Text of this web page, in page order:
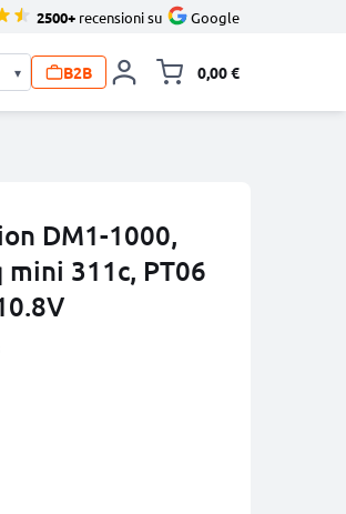
2500+ recensioni su Google
▾ B2B 0,00 €
DM1-1000,
mini 311c, PT06